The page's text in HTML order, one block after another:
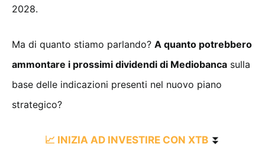
2028.
Ma di quanto stiamo parlando? A quanto potrebbero
ammontare i prossimi dividendi di Mediobanca sulla
base delle indicazioni presenti nel nuovo piano
strategico?
📈 INIZIA AD INVESTIRE CON XTB ⏬